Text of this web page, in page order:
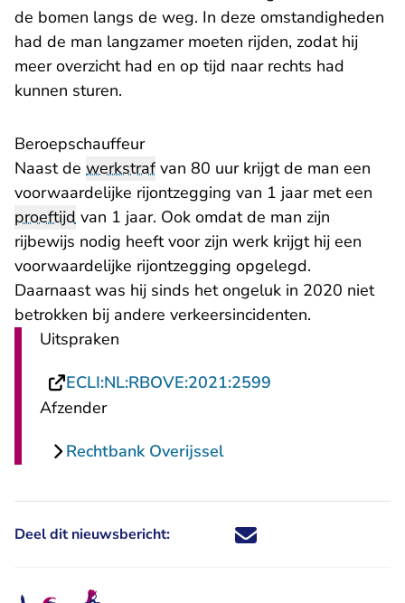
de bomen langs de weg. In deze omstandigheden
had de man langzamer moeten rijden, zodat hij
meer overzicht had en op tijd naar rechts had
kunnen sturen.
Beroepschauffeur
Naast de werkstrafvan 80 uur krijgt de man een
voorwaardelijke rijontzegging van 1 jaar met een
proeftijd van 1 jaar. Ook omdat de man zijn
rijbewijs nodig heeft voor zijn werk krijgt hij een
voorwaardelijke rijontzegging opgelegd.
Daarnaast was hij sinds het ongeluk in 2020 niet
betrokken bij andere verkeersincidenten.
Uitspraken
ECLI:NL:RBOVE:2021:2599
Afzender
Rechtbank Overijssel
Deel dit nieuwsbericht: Deel dit nieuwsbericht via X -
Deel dit nieuwsbericht via
Deel dit nieuwsbericht
Deel dit